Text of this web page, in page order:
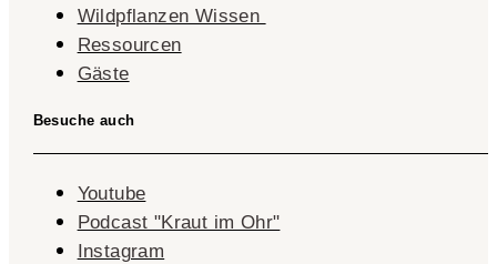
Wildpflanzen Wissen ​
Ressourcen
Gäste
Besuche auch
Youtube
Podcast "Kraut im Ohr"
Instagram